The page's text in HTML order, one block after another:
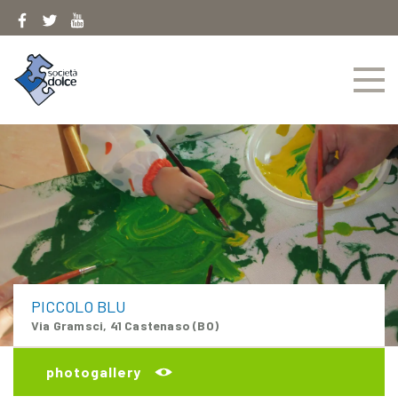
PICCOLO BLU
Via Gramsci, 41 Castenaso (BO)
photogallery